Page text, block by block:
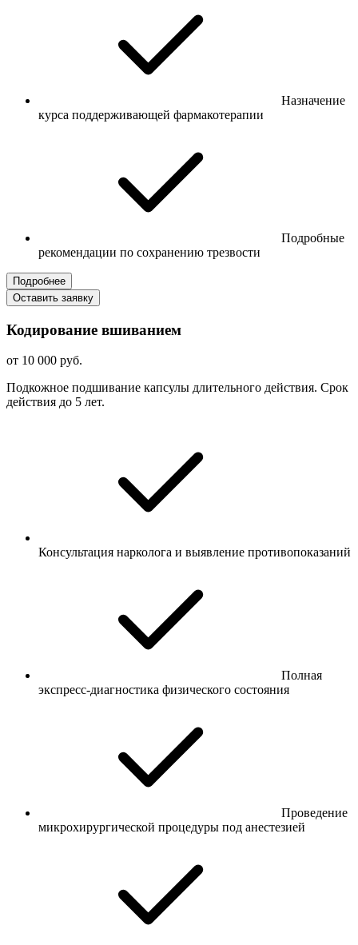
Назначение
курса поддерживающей фармакотерапии
Подробные
рекомендации по сохранению трезвости
Подробнее
Оставить заявку
Кодирование вшиванием
от 10 000 руб.
Подкожное подшивание капсулы длительного действия. Срок
действия до 5 лет.
Консультация нарколога и выявление противопоказаний
Полная
экспресс-диагностика физического состояния
Проведение
микрохирургической процедуры под анестезией